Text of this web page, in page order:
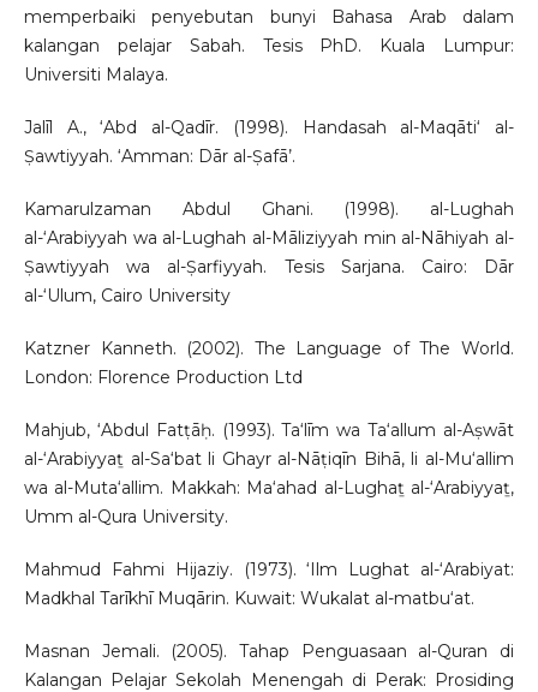
memperbaiki penyebutan bunyi Bahasa Arab dalam
kalangan pelajar Sabah. Tesis PhD. Kuala Lumpur:
Universiti Malaya.
Jalīl A., ‘Abd al-Qadīr. (1998). Handasah al-Maqāti‘ al-
Ṣawtiyyah. ‘Amman: Dār al-Ṣafā’.
Kamarulzaman Abdul Ghani. (1998). al-Lughah
al-‘Arabiyyah wa al-Lughah al-Māliziyyah min al-Nāhiyah al-
Ṣawtiyyah wa al-Ṣarfiyyah. Tesis Sarjana. Cairo: Dār
al-‘Ulum, Cairo University
Katzner Kanneth. (2002). The Language of The World.
London: Florence Production Ltd
Mahjub, ‘Abdul Fatṭāḥ. (1993). Ta‘līm wa Ta‘allum al-Aṣwāt
al-‘Arabiyyaṯ al-Sa‘bat li Ghayr al-Nāṭiqīn Bihā, li al-Mu‘allim
wa al-Muta‘allim. Makkah: Ma‘ahad al-Lughaṯ al-‘Arabiyyaṯ,
Umm al-Qura University.
Mahmud Fahmi Hijaziy. (1973). ‘Ilm Lughat al-‘Arabiyat:
Madkhal Tarīkhī Muqārin. Kuwait: Wukalat al-matbu‘at.
Masnan Jemali. (2005). Tahap Penguasaan al-Quran di
Kalangan Pelajar Sekolah Menengah di Perak: Prosiding